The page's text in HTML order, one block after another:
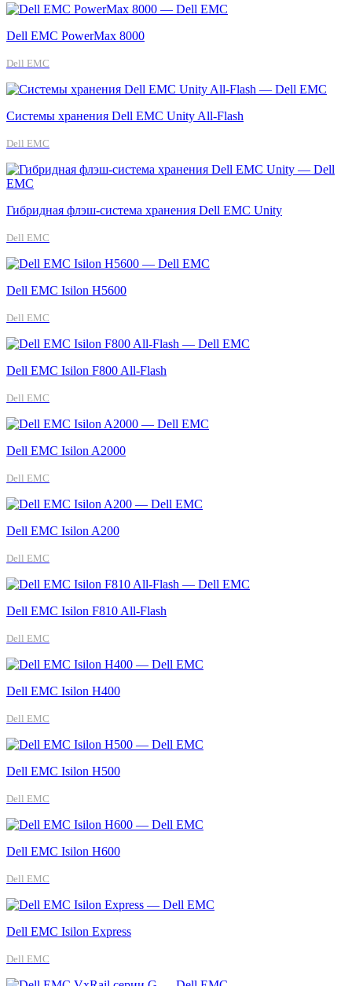
Dell EMC PowerMax 8000
Dell EMC
Системы хранения Dell EMC Unity All-Flash
Dell EMC
Гибридная флэш-система хранения Dell EMC Unity
Dell EMC
Dell EMC Isilon H5600
Dell EMC
Dell EMC Isilon F800 All-Flash
Dell EMC
Dell EMC Isilon A2000
Dell EMC
Dell EMC Isilon A200
Dell EMC
Dell EMC Isilon F810 All-Flash
Dell EMC
Dell EMC Isilon H400
Dell EMC
Dell EMC Isilon H500
Dell EMC
Dell EMC Isilon H600
Dell EMC
Dell EMC Isilon Express
Dell EMC